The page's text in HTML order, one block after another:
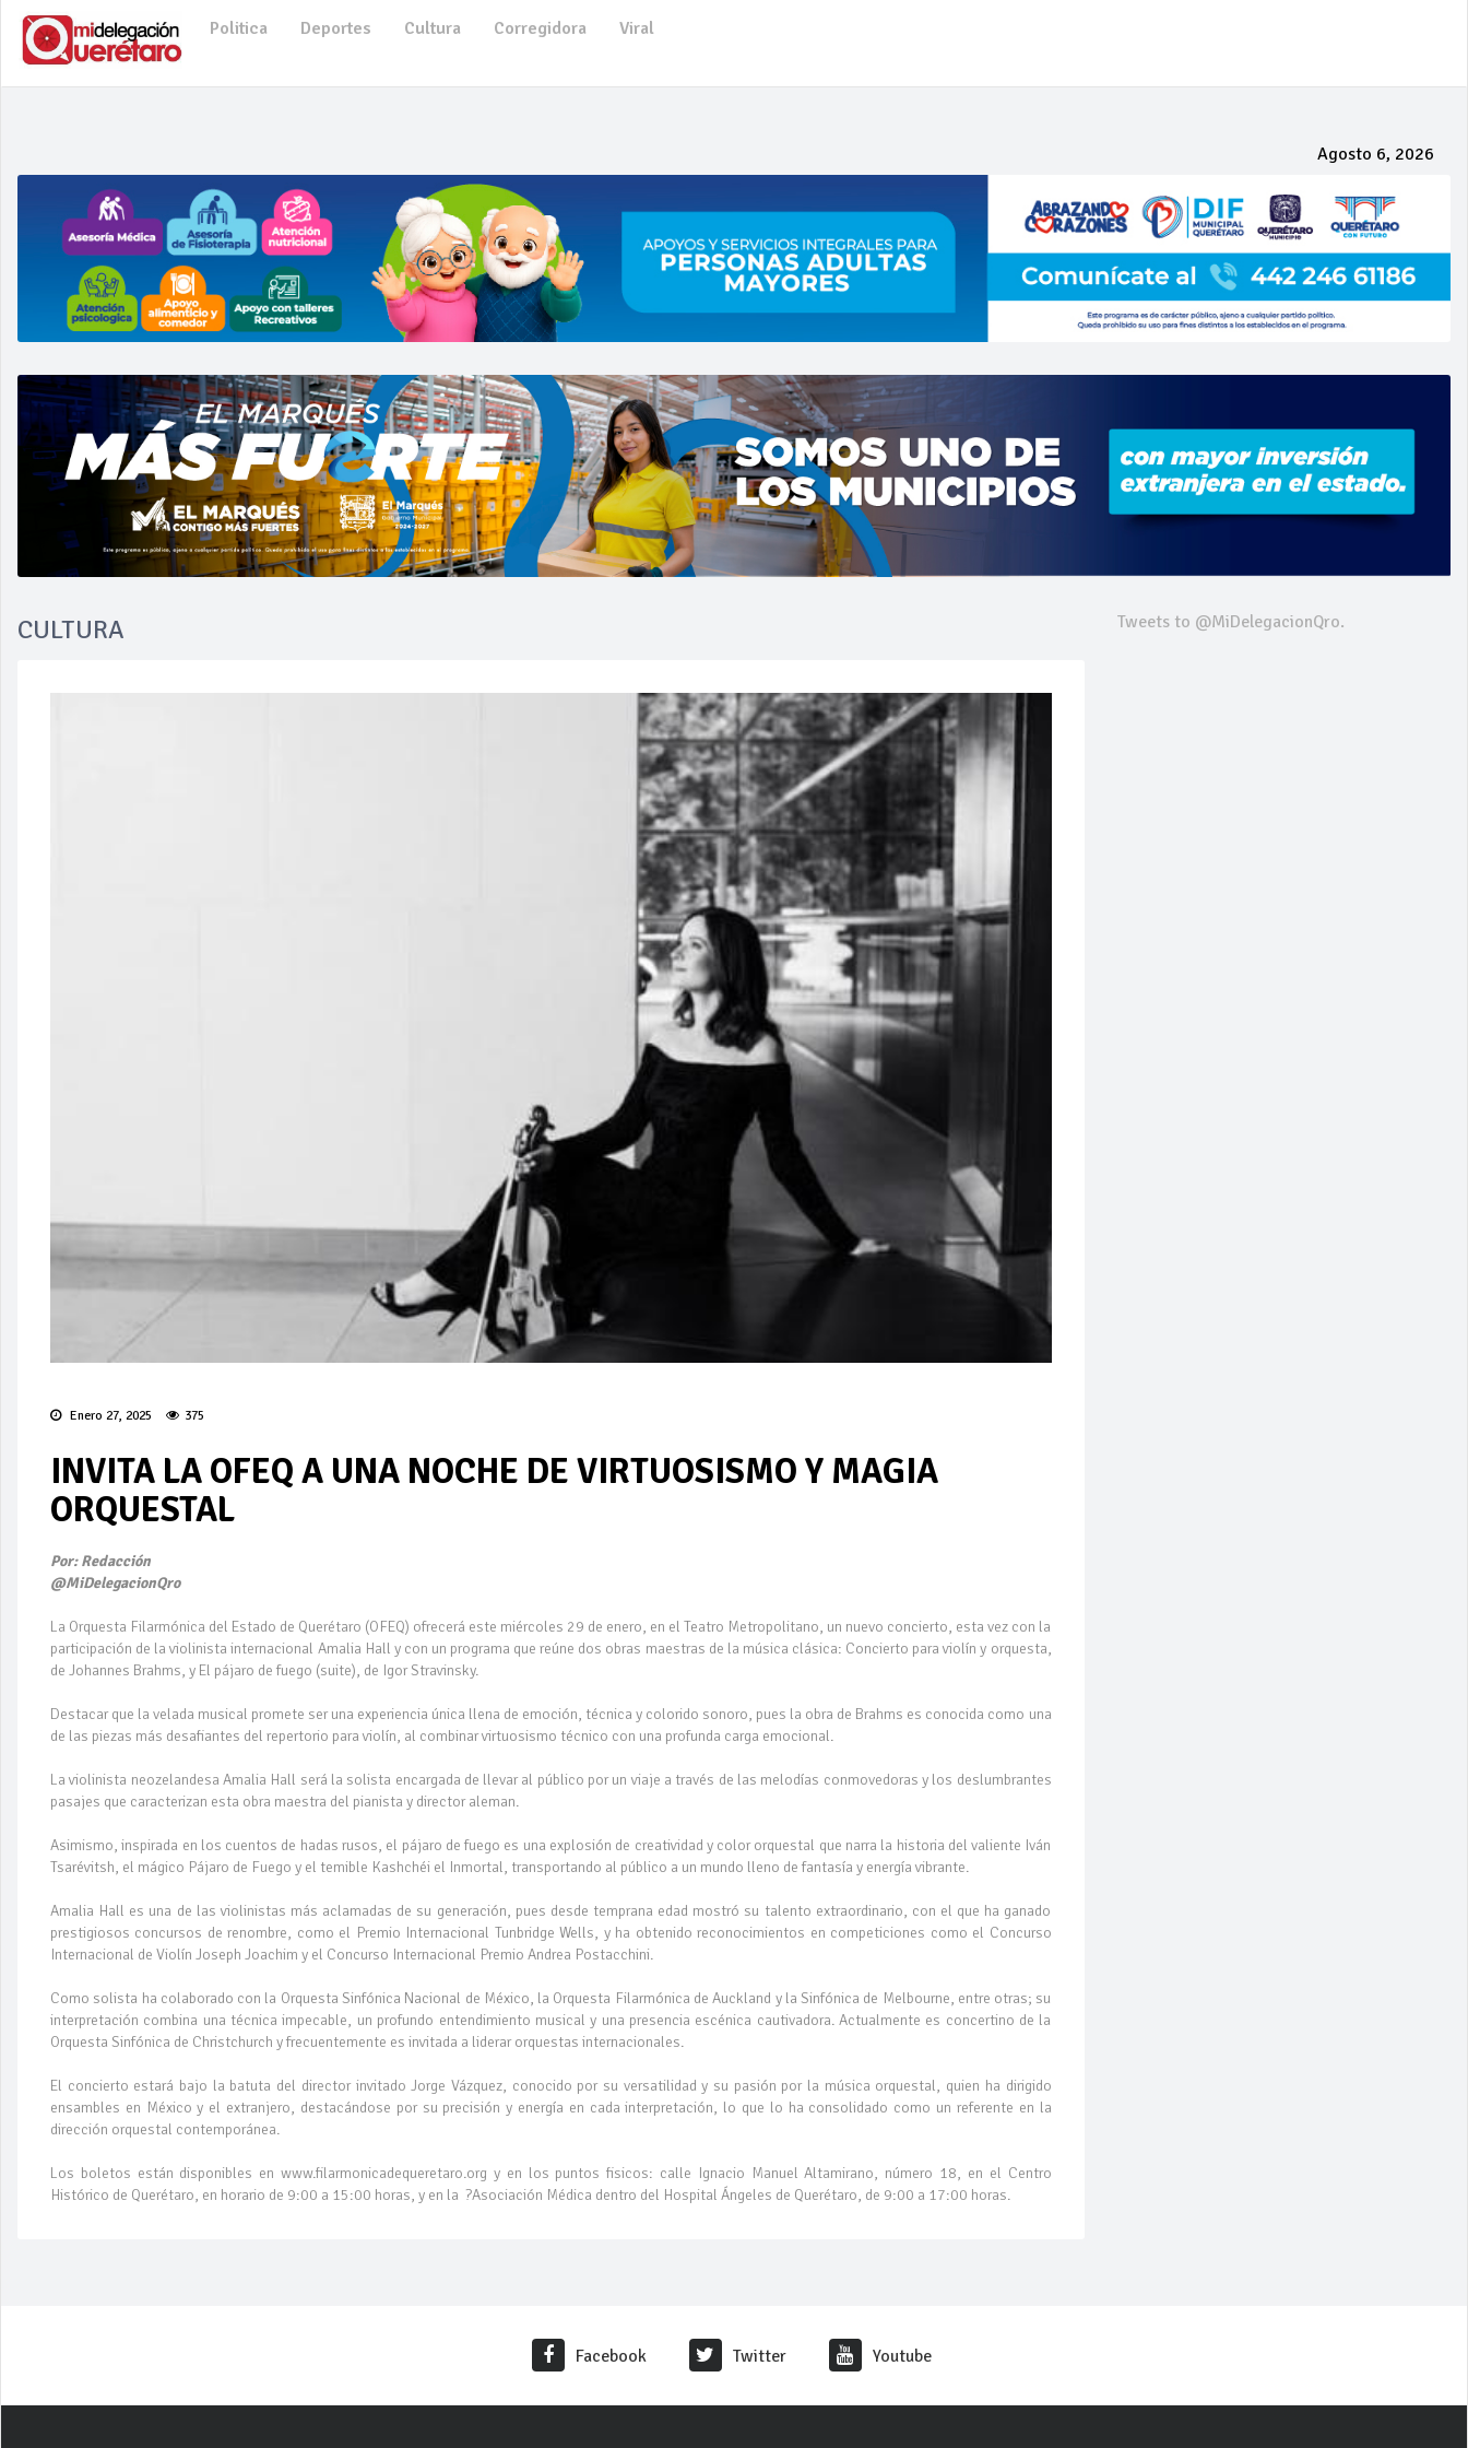
Politica Deportes Cultura Corregidora Viral
Agosto 6, 2026
CULTURA
Enero 27, 2025 375
INVITA LA OFEQ A UNA NOCHE DE VIRTUOSISMO Y MAGIA
ORQUESTAL
Por: Redacción
@MiDelegacionQro
La Orquesta Filarmónica del Estado de Querétaro (OFEQ) ofrecerá este miércoles 29 de enero, en el Teatro Metropolitano, un nuevo concierto, esta vez con la
participación de la violinista internacional Amalia Hall y con un programa que reúne dos obras maestras de la música clásica: Concierto para violín y orquesta,
de Johannes Brahms, y El pájaro de fuego (suite), de Igor Stravinsky.
Destacar que la velada musical promete ser una experiencia única llena de emoción, técnica y colorido sonoro, pues la obra de Brahms es conocida como una
de las piezas más desafiantes del repertorio para violín, al combinar virtuosismo técnico con una profunda carga emocional.
La violinista neozelandesa Amalia Hall será la solista encargada de llevar al público por un viaje a través de las melodías conmovedoras y los deslumbrantes
pasajes que caracterizan esta obra maestra del pianista y director aleman.
Asimismo, inspirada en los cuentos de hadas rusos, el pájaro de fuego es una explosión de creatividad y color orquestal que narra la historia del valiente Iván
Tsarévitsh, el mágico Pájaro de Fuego y el temible Kashchéi el Inmortal, transportando al público a un mundo lleno de fantasía y energía vibrante.
Amalia Hall es una de las violinistas más aclamadas de su generación, pues desde temprana edad mostró su talento extraordinario, con el que ha ganado
prestigiosos concursos de renombre, como el Premio Internacional Tunbridge Wells, y ha obtenido reconocimientos en competiciones como el Concurso
Internacional de Violín Joseph Joachim y el Concurso Internacional Premio Andrea Postacchini.
Como solista ha colaborado con la Orquesta Sinfónica Nacional de México, la Orquesta Filarmónica de Auckland y la Sinfónica de Melbourne, entre otras; su
interpretación combina una técnica impecable, un profundo entendimiento musical y una presencia escénica cautivadora. Actualmente es concertino de la
Orquesta Sinfónica de Christchurch y frecuentemente es invitada a liderar orquestas internacionales.
El concierto estará bajo la batuta del director invitado Jorge Vázquez, conocido por su versatilidad y su pasión por la música orquestal, quien ha dirigido
ensambles en México y el extranjero, destacándose por su precisión y energía en cada interpretación, lo que lo ha consolidado como un referente en la
dirección orquestal contemporánea.
Los boletos están disponibles en www.filarmonicadequeretaro.org y en los puntos fisicos: calle Ignacio Manuel Altamirano, número 18, en el Centro
Histórico de Querétaro, en horario de 9:00 a 15:00 horas, y en la ?Asociación Médica dentro del Hospital Ángeles de Querétaro, de 9:00 a 17:00 horas.
Tweets to @MiDelegacionQro.
Facebook Twitter Youtube